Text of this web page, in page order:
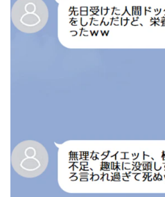
トレンド・イベント